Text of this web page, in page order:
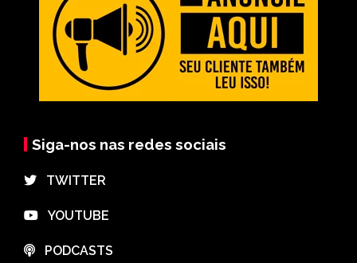
Siga-nos nas redes sociais
⠀TWITTER
⠀YOUTUBE
⠀PODCASTS